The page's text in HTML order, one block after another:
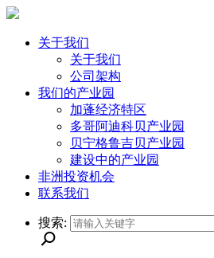
关于我们
关于我们
公司架构
我们的产业园
加蓬经济特区
多哥阿迪科贝产业园
贝宁格鲁吉贝产业园
建设中的产业园
非洲投资机会
联系我们
搜索: